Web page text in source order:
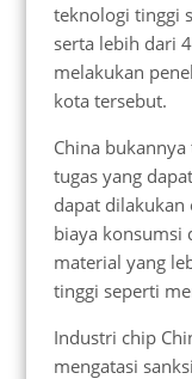
teknologi tinggi
serta lebih dari
melakukan
kota tersebut.
China
tugas yang
dapat dilakukan
biaya konsumsi
material yang
tinggi seperti
Industri chip
mengatasi